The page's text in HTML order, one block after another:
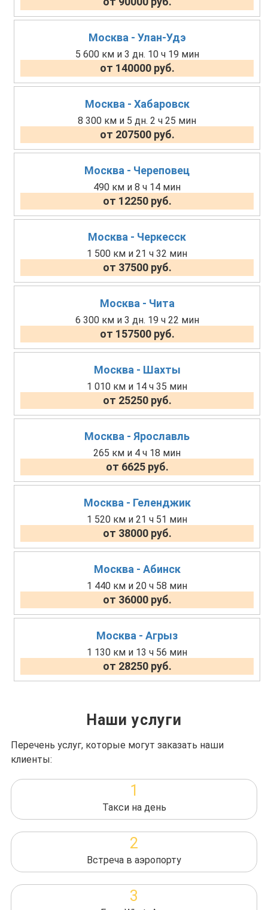
Москва - Улан-Удэ
5 600 км и 3 дн. 10 ч 19 мин
от 140000 руб.
Москва - Хабаровск
8 300 км и 5 дн. 2 ч 25 мин
от 207500 руб.
Москва - Череповец
490 км и 8 ч 14 мин
от 12250 руб.
Москва - Черкесск
1 500 км и 21 ч 32 мин
от 37500 руб.
Москва - Чита
6 300 км и 3 дн. 19 ч 22 мин
от 157500 руб.
Москва - Шахты
1 010 км и 14 ч 35 мин
от 25250 руб.
Москва - Ярославль
265 км и 4 ч 18 мин
от 6625 руб.
Москва - Геленджик
1 520 км и 21 ч 51 мин
от 38000 руб.
Москва - Абинск
1 440 км и 20 ч 58 мин
от 36000 руб.
Москва - Агрыз
1 130 км и 13 ч 56 мин
от 28250 руб.
Наши услуги
Перечень услуг, которые могут заказать наши
клиенты:
1
Такси на день
2
Встреча в аэропорту
3